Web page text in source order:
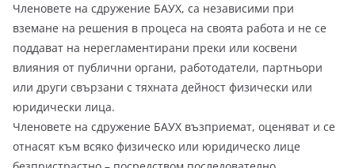
Членовете на сдружение БАУХ, са независими при
вземане на решения в процеса на своята работа и не се
поддават на нерегламентирани преки или косвени
влияния от публични органи, работодатели, партньори
или други свързани с тяхната дейност физически или
юридически лица.
Членовете на сдружение БАУХ възприемат, оценяват и се
отнасят към всяко физическо или юридическо лице